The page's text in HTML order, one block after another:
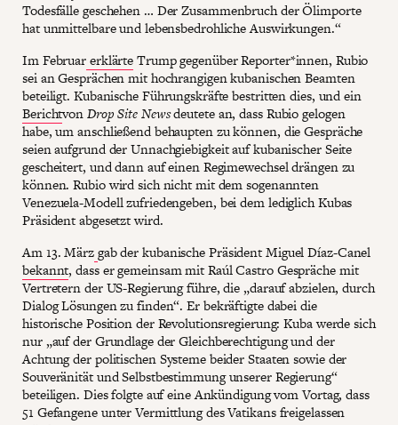
Todesfälle geschehen … Der Zusammenbruch der Ölimporte
hat unmittelbare und lebensbedrohliche Auswirkungen.“
Im FebruarerklärteTrump gegenüber Reporter*innen, Rubio
sei an Gesprächen mit hochrangigen kubanischen Beamten
beteiligt. Kubanische Führungskräfte bestritten dies, und ein
BerichtvonDrop Site Newsdeutete an, dass Rubio gelogen
habe, um anschließend behaupten zu können, die Gespräche
seien aufgrund der Unnachgiebigkeit auf kubanischer Seite
gescheitert, und dann auf einen Regimewechsel drängen zu
können. Rubio wird sich nicht mit dem sogenannten
Venezuela-Modell zufriedengeben, bei dem lediglich Kubas
Präsident abgesetzt wird.
Am 13. Märzgab der kubanische Präsident Miguel Díaz-Canel
bekannt, dass er gemeinsam mit Raúl Castro Gespräche mit
Vertretern der US-Regierung führe, die „darauf abzielen, durch
Dialog Lösungen zu finden“. Er bekräftigte dabei die
historische Position der Revolutionsregierung: Kuba werde sich
nur „auf der Grundlage der Gleichberechtigung und der
Achtung der politischen Systeme beider Staaten sowie der
Souveränität und Selbstbestimmung unserer Regierung“
beteiligen. Dies folgte auf eine Ankündigung vom Vortag, dass
51 Gefangene unter Vermittlung des Vatikans freigelassen